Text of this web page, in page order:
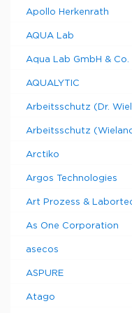
Apollo Herkenrath
AQUA Lab
Aqua Lab GmbH & Co.
AQUALYTIC
Arbeitsschutz (Dr.
Arbeitsschutz
Arctiko
Argos Technologies
Art Prozess &
As One Corporation
asecos
ASPURE
Atago